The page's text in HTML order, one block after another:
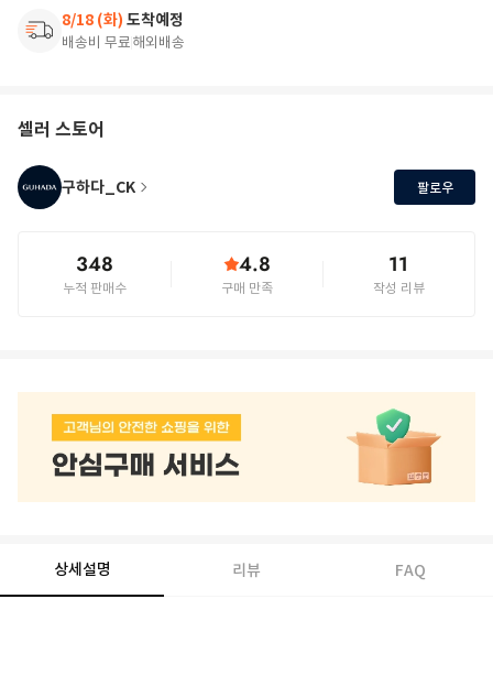
8/18 (화) 도착예정
배송비 무료해외배송
셀러 스토어
구하다_CK 팔로우
348
누적 판매수
4.8
구매 만족
11
작성 리뷰
상세설명 리뷰 FAQ